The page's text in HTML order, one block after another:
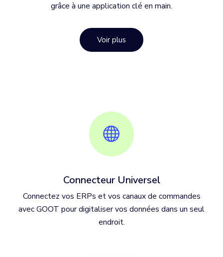
grâce à une application clé en main.
Voir plus
Connecteur Universel
Connectez vos ERPs et vos canaux de commandes
avec GOOT pour digitaliser vos données dans un seul
endroit.